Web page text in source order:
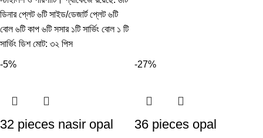
ডিনার প্লেট ৬টি সাইড/ডেজার্ট প্লেট ৬টি
বোল ৬টি কাপ ৬টি সসার ১টি সার্ভিং বোল ১ টি
সার্ভিং ডিশ মোট: ৩২ পিস
-5%
32 pieces nasir opal
-27%
36 pieces opal